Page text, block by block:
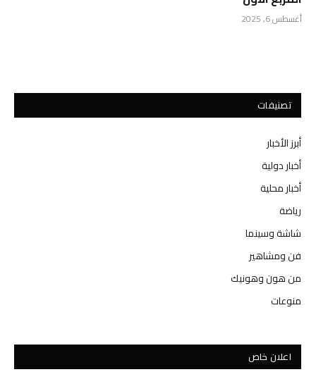
أغسطس 6, 2025
تصنيفات
أبرز الأخبار
أخبار دولية
أخبار محلية
رياضة
شاشة وسينما
فن ومشاهير
من هون وهونيك
منوعات
اعلان خاص